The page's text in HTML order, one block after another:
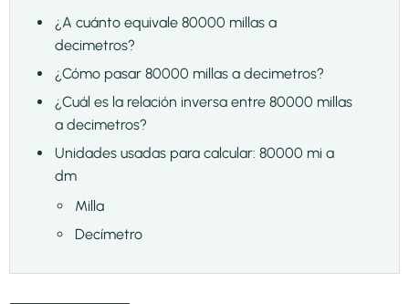
¿A cuánto equivale 80000 millas a
decimetros?
¿Cómo pasar 80000 millas a decimetros?
¿Cuál es la relación inversa entre 80000 millas
a decimetros?
Unidades usadas para calcular: 80000 mi a
dm
Milla
Decímetro